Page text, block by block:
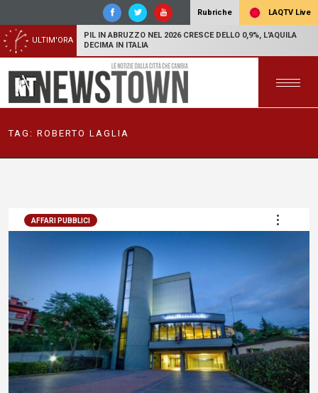
Rubriche LAQTV Live
ULTIM'ORA
PIL IN ABRUZZO NEL 2026 CRESCE DELLO 0,9%, L'AQUILA
DECIMA IN ITALIA
TAG: ROBERTO LAGLIA
AFFARI PUBBLICI